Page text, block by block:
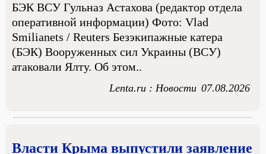
БЭК ВСУ Гульназ Астахова (редактор отдела
оперативной информации) Фото: Vlad
Smilianets / Reuters Безэкипажные катера
(БЭК) Вооруженных сил Украины (ВСУ)
атаковали Ялту. Об этом..
Lenta.ru : Новости 07.08.2026
Власти Крыма выпустили заявление